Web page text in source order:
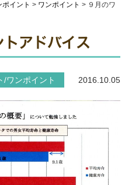
ポイント > ワンポイント > ９月のワ
アドバイス
/ワンポイント 2016.10.05